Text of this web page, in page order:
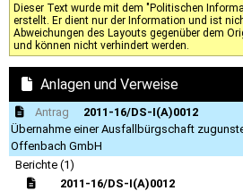
Dieser Text wurde mit dem "Politischen
erstellt. Er dient nur der Information und ist
Abweichungen des Layouts gegenüber dem
und können nicht verhindert werden.
Anlagen und Verweise
Antrag
2011-16/DS-I(A)0012
Übernahme einer Ausfallbürgschaft
Offenbach GmbH
Berichte (1)
2011-16/DS-I(A)0012